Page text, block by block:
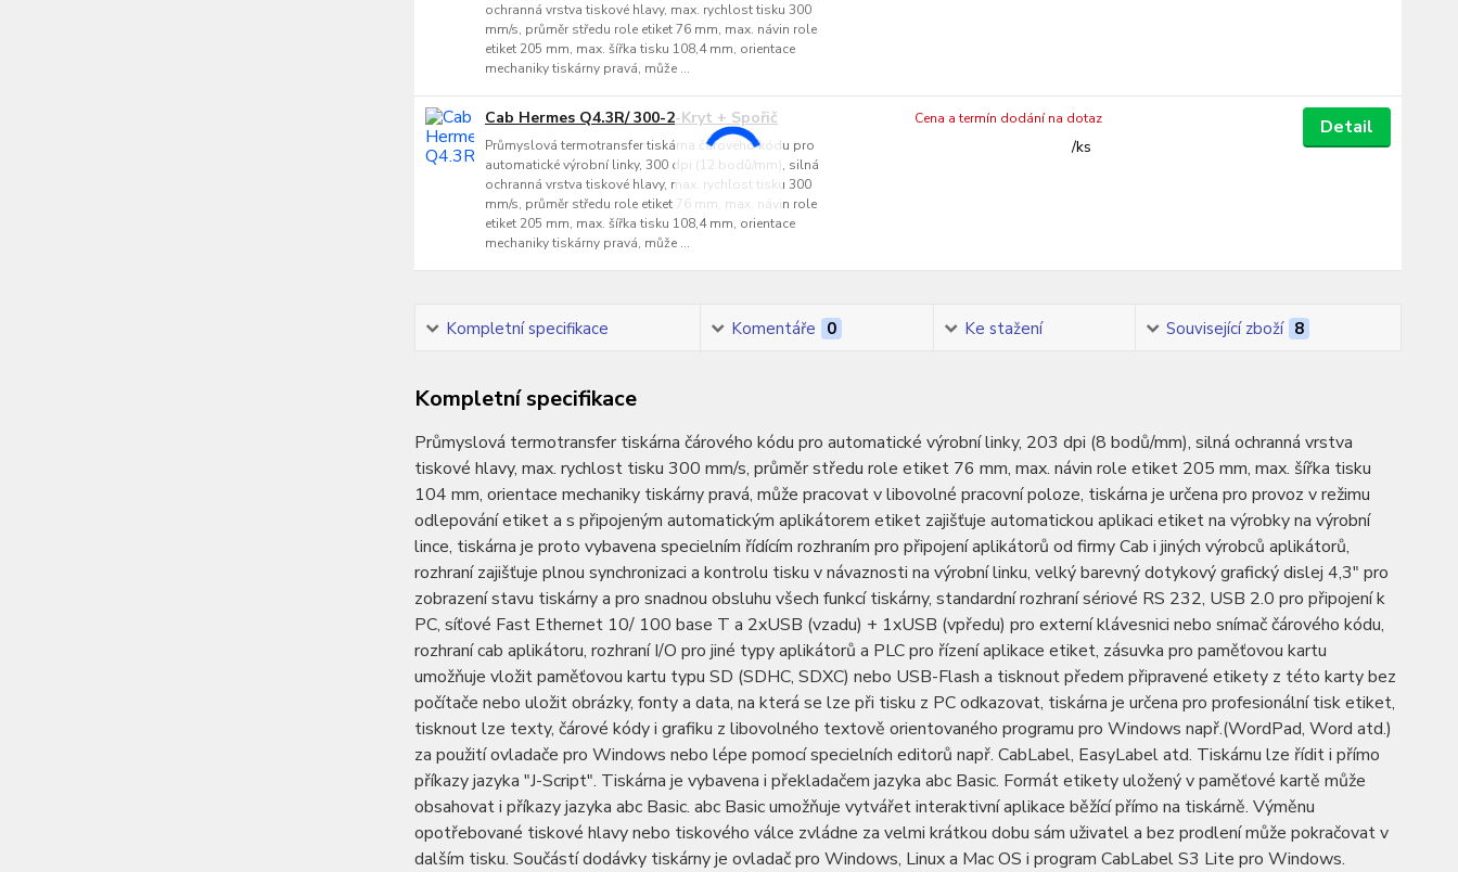
ochranná vrstva tiskové hlavy, max. rychlost tisku 300
mm/s, průměr středu role etiket 76 mm, max. návin role
etiket 205 mm, max. šířka tisku 108,4 mm, orientace
mechaniky tiskárny pravá, může ...
Cab Hermes Q4.3R/ 300-2-Kryt + Spořič
Průmyslová termotransfer tiskárna čárového kódu pro
automatické výrobní linky, 300 dpi (12 bodů/mm), silná
ochranná vrstva tiskové hlavy, max. rychlost tisku 300
mm/s, průměr středu role etiket 76 mm, max. návin role
etiket 205 mm, max. šířka tisku 108,4 mm, orientace
mechaniky tiskárny pravá, může ...
/ks
Cena a termín dodání na dotaz Detail
Kompletní specifikace Komentáře 0 Ke stažení Související zboží 8
Kompletní specifikace
Průmyslová termotransfer tiskárna čárového kódu pro automatické výrobní linky, 203 dpi (8 bodů/mm), silná ochranná vrstva
tiskové hlavy, max. rychlost tisku 300 mm/s, průměr středu role etiket 76 mm, max. návin role etiket 205 mm, max. šířka tisku
104 mm, orientace mechaniky tiskárny pravá, může pracovat v libovolné pracovní poloze, tiskárna je určena pro provoz v režimu
odlepování etiket a s připojeným automatickým aplikátorem etiket zajišťuje automatickou aplikaci etiket na výrobky na výrobní
lince, tiskárna je proto vybavena specielním řídícím rozhraním pro připojení aplikátorů od firmy Cab i jiných výrobců aplikátorů,
rozhraní zajišťuje plnou synchronizaci a kontrolu tisku v návaznosti na výrobní linku, velký barevný dotykový grafický dislej 4,3" pro
zobrazení stavu tiskárny a pro snadnou obsluhu všech funkcí tiskárny, standardní rozhraní sériové RS 232, USB 2.0 pro připojení k
PC, síťové Fast Ethernet 10/ 100 base T a 2xUSB (vzadu) + 1xUSB (vpředu) pro externí klávesnici nebo snímač čárového kódu,
rozhraní cab aplikátoru, rozhraní I/O pro jiné typy aplikátorů a PLC pro řízení aplikace etiket, zásuvka pro paměťovou kartu
umožňuje vložit paměťovou kartu typu SD (SDHC, SDXC) nebo USB-Flash a tisknout předem připravené etikety z této karty bez
počítače nebo uložit obrázky, fonty a data, na která se lze při tisku z PC odkazovat, tiskárna je určena pro profesionální tisk etiket,
tisknout lze texty, čárové kódy i grafiku z libovolného textově orientovaného programu pro Windows např.(WordPad, Word atd.)
za použití ovladače pro Windows nebo lépe pomocí specielních editorů např. CabLabel, EasyLabel atd. Tiskárnu lze řídit i přímo
příkazy jazyka "J-Script". Tiskárna je vybavena i překladačem jazyka abc Basic. Formát etikety uložený v paměťové kartě může
obsahovat i příkazy jazyka abc Basic. abc Basic umožňuje vytvářet interaktivní aplikace běžící přímo na tiskárně. Výměnu
opotřebované tiskové hlavy nebo tiskového válce zvládne za velmi krátkou dobu sám uživatel a bez prodlení může pokračovat v
dalším tisku. Součástí dodávky tiskárny je ovladač pro Windows, Linux a Mac OS i program CabLabel S3 Lite pro Windows.